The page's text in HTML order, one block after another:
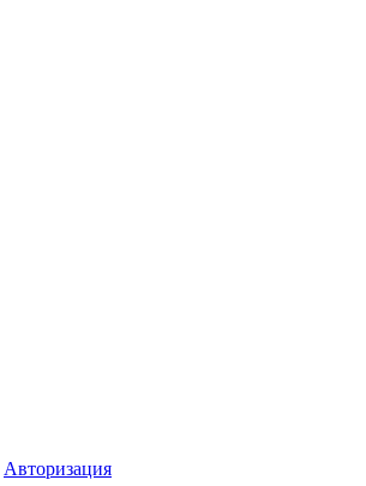
Авторизация